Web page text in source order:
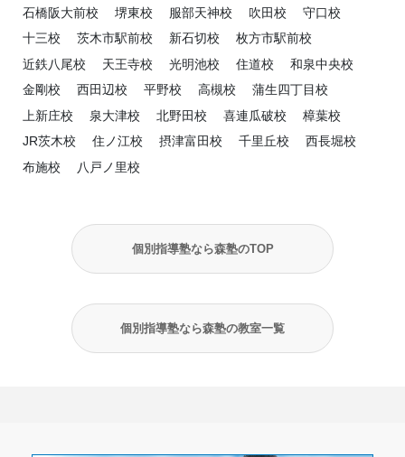
石橋阪大前校
堺東校 服部天神校 吹田校
守口校
十三校
茨木市駅前校 新石切校
枚方市駅前校
近鉄八尾校
天王寺校 光明池校 住道校
和泉中央校
金剛校
西田辺校 平野校 高槻校
蒲生四丁目校
上新庄校
泉大津校 北野田校 喜連瓜破校
樟葉校
JR茨木校
住ノ江校 摂津富田校 千里丘校
西長堀校
布施校
八戸ノ里校
個別指導塾なら森塾のTOP
個別指導塾なら森塾の教室一覧